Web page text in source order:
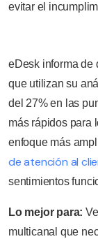
evitar el
eDesk informa de
que utilizan su
del 27% en las
más rápidos para
enfoque más
de atención al
sentimientos
Lo mejor para:
multicanal que